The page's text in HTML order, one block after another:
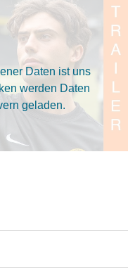
Daten ist uns
werden Daten
geladen.